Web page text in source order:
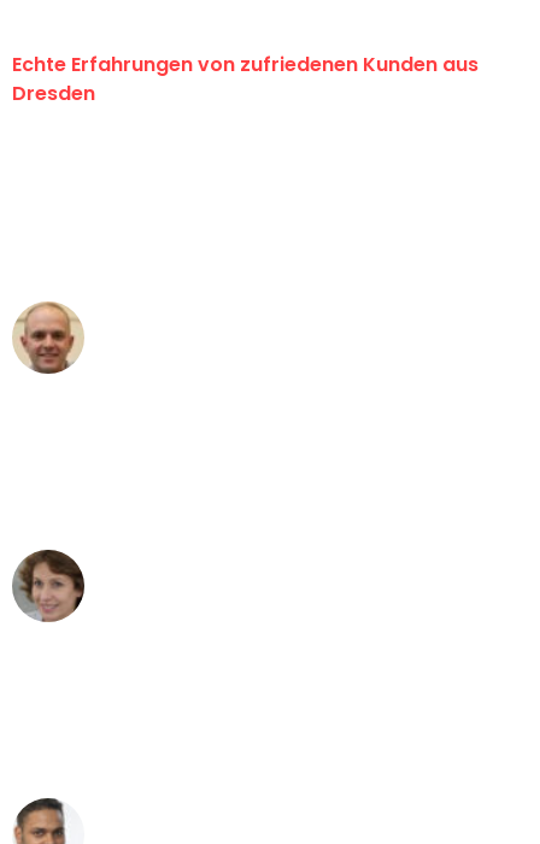
Echte Erfahrungen von zufriedenen Kunden aus
Dresden